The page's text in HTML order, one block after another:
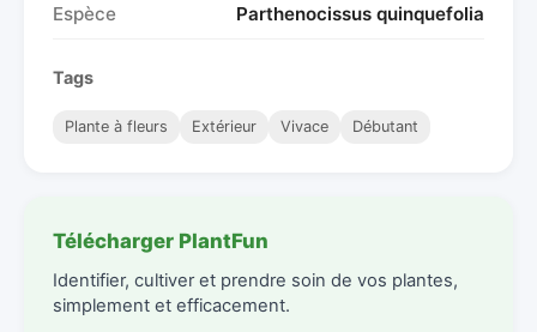
Espèce Parthenocissus quinquefolia
Tags
Plante à fleurs Extérieur Vivace Débutant
Télécharger PlantFun
Identifier, cultiver et prendre soin de vos plantes,
simplement et efficacement.